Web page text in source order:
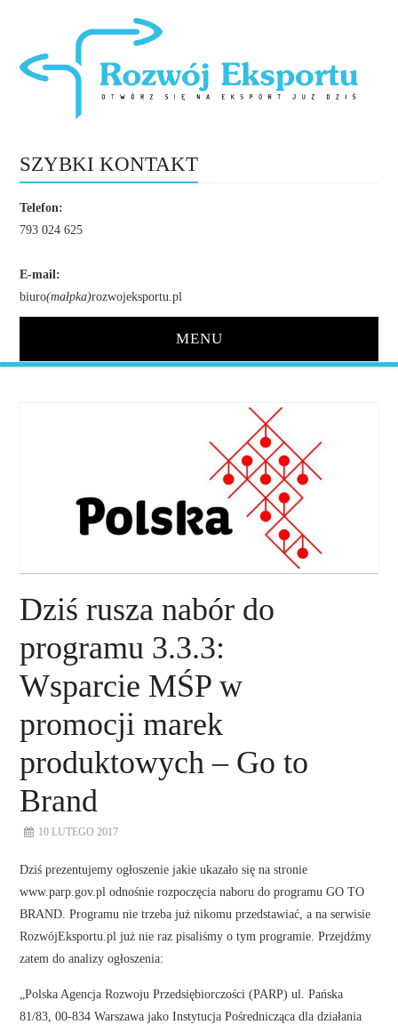
SZYBKI KONTAKT
Telefon:
793 024 625
E-mail:
biuro(małpka)rozwojeksportu.pl
MENU
DORADZTWO
KONTAKT
Dziś rusza nabór do
programu 3.3.3:
Wsparcie MŚP w
promocji marek
produktowych – Go to
Brand
10 LUTEGO 2017
Dziś prezentujemy ogłoszenie jakie ukazało się na stronie
www.parp.gov.pl odnośnie rozpoczęcia naboru do programu GO TO
BRAND. Programu nie trzeba już nikomu przedstawiać, a na serwisie
RozwójEksportu.pl już nie raz pisaliśmy o tym programie. Przejdźmy
zatem do analizy ogłoszenia:
„Polska Agencja Rozwoju Przedsiębiorczości (PARP) ul. Pańska
81/83, 00-834 Warszawa jako Instytucja Pośrednicząca dla działania